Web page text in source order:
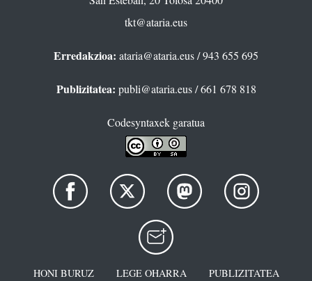
tkt@ataria.eus
Erredakzioa: ataria@ataria.eus/ 943 655 695
Publizitatea: publi@ataria.eus/ 661 678 818
Codesyntaxek garatua
HONI BURUZ LEGE OHARRA
PUBLIZITATEA